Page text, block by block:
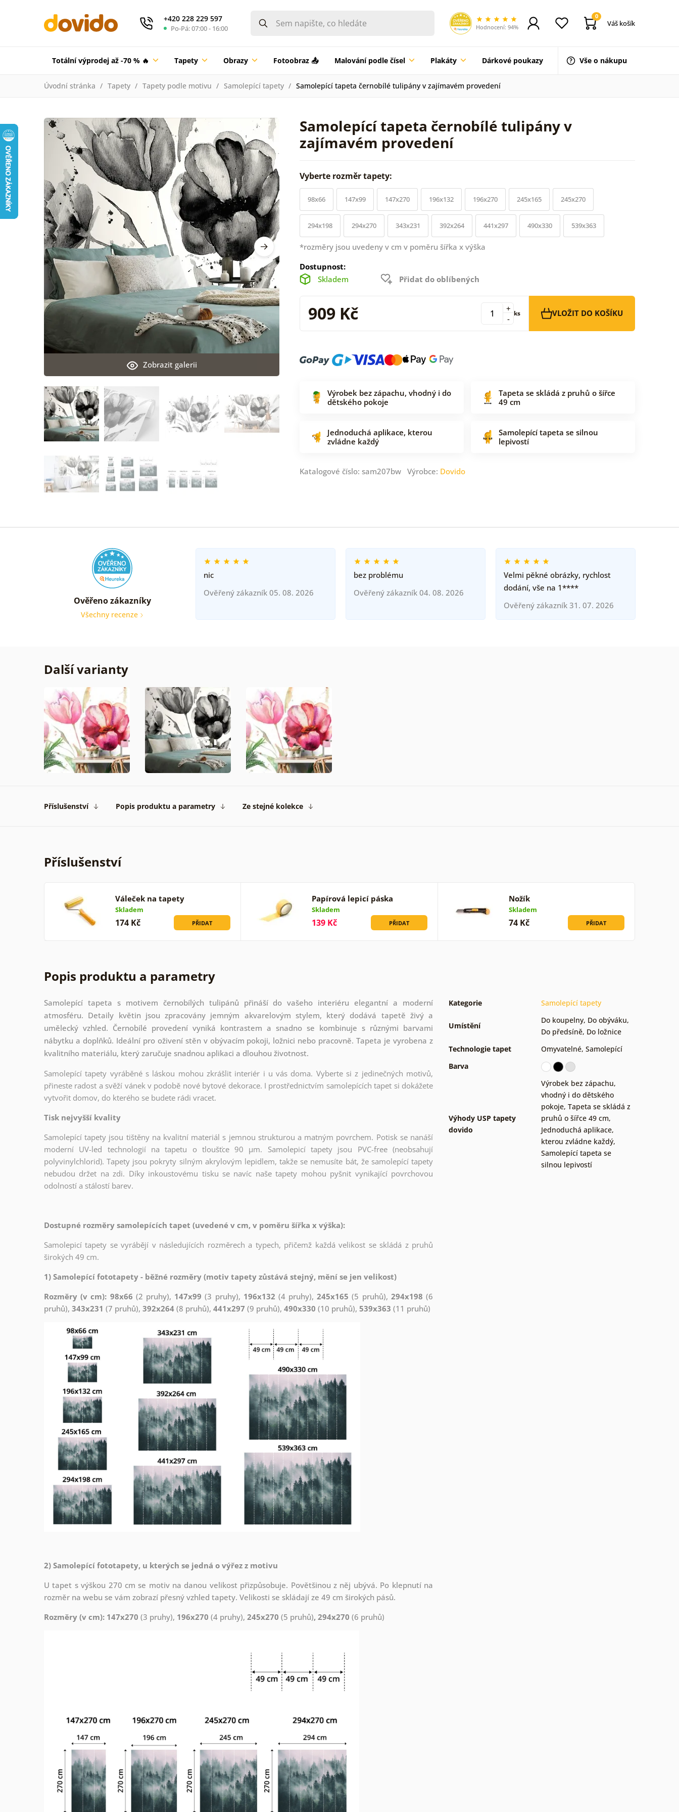
+420 228 229 597
Po-Pá: 07:00 - 16:00 Hodnocení: 94%
0
Váš košík
Totální výprodej až -70 % 🔥 Tapety Obrazy Fotoobraz 📤 Malování podle čísel Plakáty Dárkové poukazy Vše o nákupu
Úvodní stránka Tapety Tapety podle motivu Samolepící tapety Samolepící tapeta černobílé tulipány v zajímavém provedení
Samolepící tapeta černobílé tulipány v
zajímavém provedení
Zobrazit galerii
Vyberte rozměr tapety:
98x66 147x99 147x270 196x132 196x270 245x165 245x270
294x198 294x270 343x231 392x264 441x297 490x330 539x363
*rozměry jsou uvedeny v cm v poměru šířka x výška
Dostupnost:
Skladem
Přidat do oblíbených
909 Kč -
+ ks VLOŽIT DO KOŠÍKU
Výrobek bez zápachu, vhodný i do
dětského pokoje
Tapeta se skládá z pruhů o šířce
49 cm
Jednoduchá aplikace, kterou
zvládne každý
Samolepící tapeta se silnou
lepivostí
Katalogové číslo: sam207bw Výrobce: Dovido
Ověřeno zákazníky
Všechny recenze
nic
Ověřený zákazník 05. 08. 2026
bez problému
Ověřený zákazník 04. 08. 2026
Velmi pěkné obrázky, rychlost
dodání, vše na 1****
Ověřený zákazník 31. 07. 2026
Další varianty
Příslušenství Popis produktu a parametry Ze stejné kolekce
Příslušenství
Váleček na tapety
Skladem
174 Kč PŘIDAT
Papírová lepicí páska
Skladem
139 Kč PŘIDAT
Nožík
Skladem
74 Kč PŘIDAT
Popis produktu a parametry
Samolepící tapeta s motivem černobílých tulipánů přináší do vašeho interiéru elegantní a moderní
atmosféru. Detaily květin jsou zpracovány jemným akvarelovým stylem, který dodává tapetě živý a
umělecký vzhled. Černobílé provedení vyniká kontrastem a snadno se kombinuje s různými barvami
nábytku a doplňků. Ideální pro oživení stěn v obývacím pokoji, ložnici nebo pracovně. Tapeta je vyrobena z
kvalitního materiálu, který zaručuje snadnou aplikaci a dlouhou životnost.
Samolepící tapety vyráběné s láskou mohou zkrášlit interiér i u vás doma. Vyberte si z jedinečných motivů,
přineste radost a svěží vánek v podobě nové bytové dekorace. I prostřednictvím samolepících tapet si dokážete
vytvořit domov, do kterého se budete rádi vracet.
Tisk nejvyšší kvality
Samolepící tapety jsou tištěny na kvalitní materiál s jemnou strukturou a matným povrchem. Potisk se nanáší
moderní UV-led technologií na tapetu o tloušťce 90 µm. Samolepicí tapety jsou PVC-free (neobsahují
polyvinylchlorid). Tapety jsou pokryty silným akrylovým lepidlem, takže se nemusíte bát, že samolepící tapety
nebudou držet na zdi. Díky inkoustovému tisku se navíc naše tapety mohou pyšnit vynikající povrchovou
odolností a stálostí barev.
Dostupné rozměry samolepících tapet (uvedené v cm, v poměru šířka x výška):
Samolepicí tapety se vyrábějí v následujících rozměrech a typech, přičemž každá velikost se skládá z pruhů
širokých 49 cm.
1) Samolepící fototapety - běžné rozměry (motiv tapety zůstává stejný, mění se jen velikost)
Rozměry (v cm): 98x66 (2 pruhy), 147x99 (3 pruhy), 196x132 (4 pruhy),245x165 (5 pruhů), 294x198 (6
pruhů), 343x231 (7 pruhů), 392x264 (8 pruhů), 441x297 (9 pruhů), 490x330 (10 pruhů), 539x363 (11 pruhů)
2) Samolepící fototapety, u kterých se jedná o výřez z motivu
U tapet s výškou 270 cm se motiv na danou velikost přizpůsobuje. Povětšinou z něj ubývá. Po klepnutí na
rozměr na webu se vám zobrazí přesný vzhled tapety. Velikosti se skládají ze 49 cm širokých pásů.
Rozměry (v cm): 147x270 (3 pruhy), 196x270 (4 pruhy), 245x270 (5 pruhů), 294x270 (6 pruhů)
Kategorie Samolepící tapety
Umístění
Do koupelny, Do obýváku,
Do předsíně, Do ložnice
Technologie tapet
Omyvatelné, Samolepící
Barva
Výhody USP tapety
dovido
Výrobek bez zápachu,
vhodný i do dětského
pokoje, Tapeta se skládá z
pruhů o šířce 49 cm,
Jednoduchá aplikace,
kterou zvládne každý,
Samolepící tapeta se
silnou lepivostí